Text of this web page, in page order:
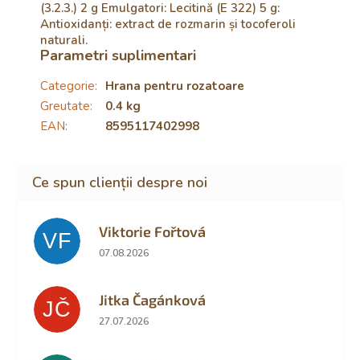
(3.2.3.) 2 g Emulgatori: Lecitină (E 322) 5 g:
Antioxidanți: extract de rozmarin și tocoferoli
naturali.
Parametri suplimentari
Categorie: Hrana pentru rozatoare
Greutate:
0.4 kg
EAN: 8595117402998
VF Viktorie Fořtová
Ratingul magazinului este 2 din 5 stele.
07.08.2026
JČ Jitka Čagánková
Ratingul magazinului este 5 din 5 stele.
27.07.2026